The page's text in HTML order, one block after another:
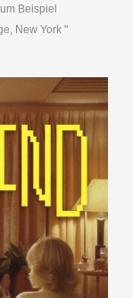
Beispiel
New York "